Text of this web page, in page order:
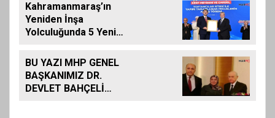
Kahramanmaraş’ın
Yeniden İnşa
Yolculuğunda 5 Yeni
Açıldı
BU YAZI MHP GENEL
BAŞKANIMIZ DR.
DEVLET BAHÇELİ